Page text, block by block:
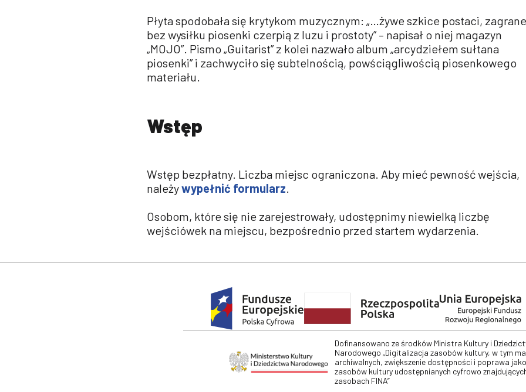
Płyta spodobała się krytykom muzycznym: „…żywe szkice postaci, zagrane
bez wysiłku piosenki czerpią z luzu i prostoty” – napisał o niej magazyn
„MOJO”. Pismo „Guitarist” z kolei nazwało album „arcydziełem sułtana
piosenki” i zachwyciło się subtelnością, powściągliwością piosenkowego
materiału.
Wstęp
Wstęp bezpłatny. Liczba miejsc ograniczona. Aby mieć pewność wejścia,
należywypełnić formularz
Osobom, które się nie zarejestrowały, udostępnimy niewielką liczbę
wejściówek na miejscu, bezpośrednio przed startem wydarzenia.
Dofinansowano ze środków Ministra Kultury i
Narodowego „Digitalizacja zasobów kultury, w tym
archiwalnych, zwiększenie dostępności i poprawa
zasobów kultury udostępnianych cyfrowo
zasobach FINA”